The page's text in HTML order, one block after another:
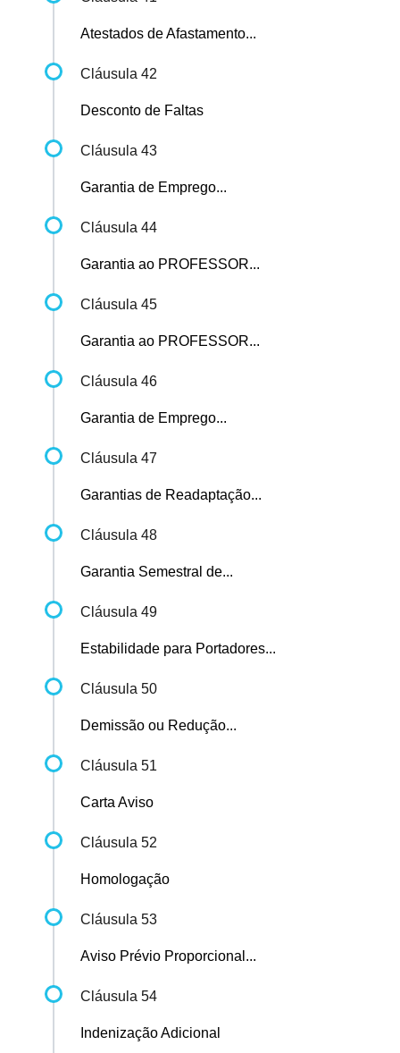
Atestados de Afastamento...
Cláusula 42
Desconto de Faltas
Cláusula 43
Garantia de Emprego...
Cláusula 44
Garantia ao PROFESSOR...
Cláusula 45
Garantia ao PROFESSOR...
Cláusula 46
Garantia de Emprego...
Cláusula 47
Garantias de Readaptação...
Cláusula 48
Garantia Semestral de...
Cláusula 49
Estabilidade para Portadores...
Cláusula 50
Demissão ou Redução...
Cláusula 51
Carta Aviso
Cláusula 52
Homologação
Cláusula 53
Aviso Prévio Proporcional...
Cláusula 54
Indenização Adicional